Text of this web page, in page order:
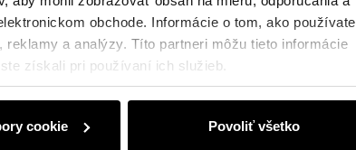
obchode. Informácie o tom, ako používate
a analýzy. Títo partneri môžu tieto informácie
získali pri používaní ich služieb.
cookie Povoliť všetko